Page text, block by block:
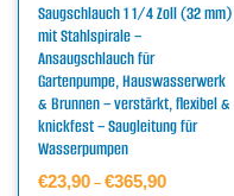
Saugschlauch 1 1/4 Zoll (32 mm)
mit Stahlspirale –
Ansaugschlauch für
Gartenpumpe, Hauswasserwerk
& Brunnen – verstärkt, flexibel &
knickfest – Saugleitung für
Wasserpumpen
€23,90 – €365,90